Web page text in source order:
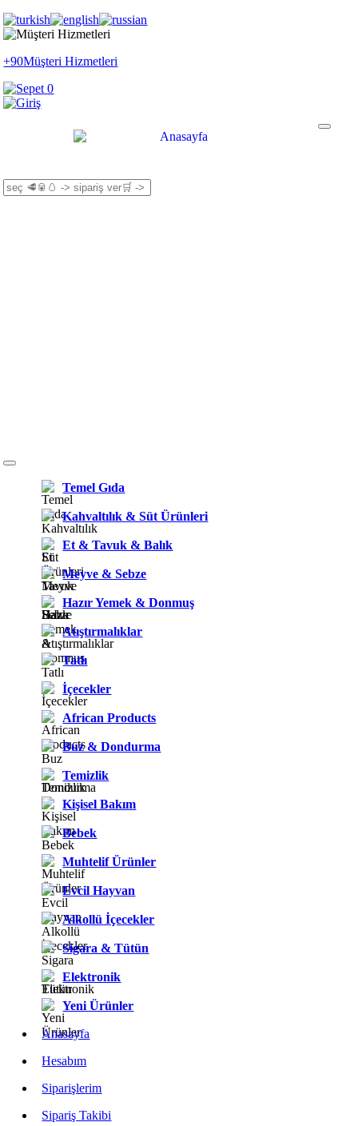
+90Müşteri Hizmetleri
0
Temel Gıda
Kahvaltılık & Süt Ürünleri
Et & Tavuk & Balık
Meyve & Sebze
Hazır Yemek & Donmuş
Atıştırmalıklar
Tatlı
İçecekler
African Products
Buz & Dondurma
Temizlik
Kişisel Bakım
Bebek
Muhtelif Ürünler
Evcil Hayvan
Alkollü İçecekler
Sigara & Tütün
Elektronik
Yeni Ürünler
Anasayfa
Hesabım
Siparişlerim
Sipariş Takibi